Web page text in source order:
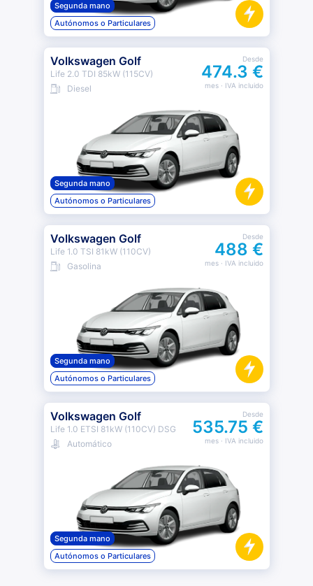
Segunda mano
Autónomos o Particulares
Volkswagen Golf
Life 2.0 TDI 85kW (115CV)
Diesel
Desde
474.3 €
mes· IVA incluido
Segunda mano
Autónomos o Particulares
Volkswagen Golf
Life 1.0 TSI 81kW (110CV)
Gasolina
Desde
488 €
mes· IVA incluido
Segunda mano
Autónomos o Particulares
Volkswagen Golf
Life 1.0 ETSI 81kW (110CV) DSG
Automático
Desde
535.75 €
mes· IVA incluido
Segunda mano
Autónomos o Particulares